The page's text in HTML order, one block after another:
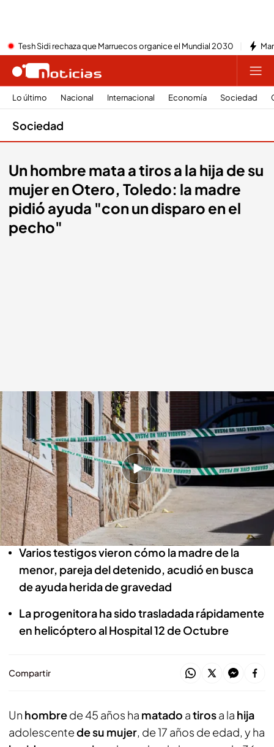
Tesh Sidi rechaza que Marruecos organice el Mundial 2030
Lo último Nacional Internacional Economía Sociedad
Sociedad
Un hombre mata a tiros a la hija de su
mujer en Otero, Toledo: la madre
pidió ayuda "con un disparo en el
pecho"
El lugar de Otero, Toledo, donde se ha producido el crimen en el que el
detenido mató a la menor
Redacción digital Noticias Cuatro
17 AGO 2024 - 15:05h.
El presunto autor de los hechos ha sido
detenido por la Guardia Civil: disparó en varias
ocasiones contra ellas con un arma de fuego
Varios testigos vieron cómo la madre de la
menor, pareja del detenido, acudió en busca
de ayuda herida de gravedad
La progenitora ha sido trasladada rápidamente
en helicóptero al Hospital 12 de Octubre
Compartir
Un hombrede 45 años ha matado atirosa la hija
adolescentede su mujer, de 17 años de edad, y ha